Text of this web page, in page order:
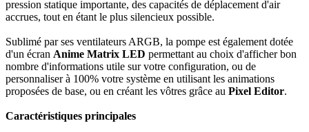
pression statique importante, des capacités de déplacement d'air
accrues, tout en étant le plus silencieux possible.
Sublimé par ses ventilateurs ARGB, la pompe est également dotée
d'un écran Anime Matrix LED permettant au choix d'afficher bon
nombre d'informations utile sur votre configuration, ou de
personnaliser à 100% votre système en utilisant les animations
proposées de base, ou en créant les vôtres grâce au Pixel Editor.
Caractéristiques principales